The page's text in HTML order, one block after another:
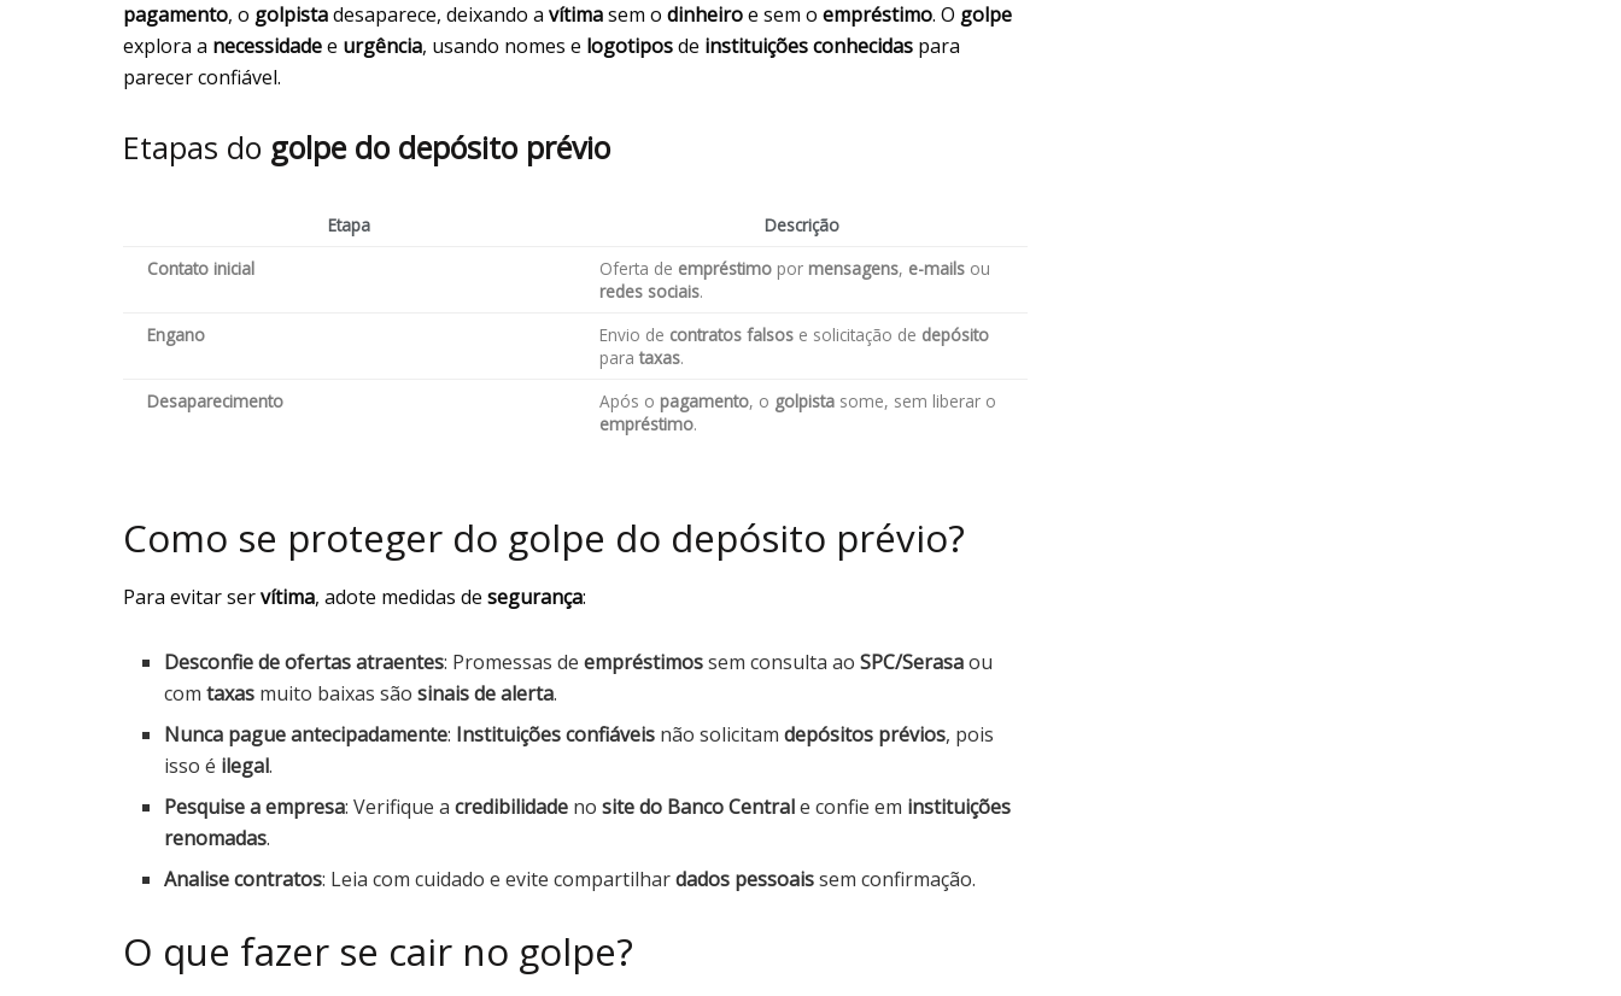
pagamento, o golpistadesaparece, deixando a vítimasem o dinheiroe sem o empréstimo. O golpe
explora a necessidadee urgência, usando nomes e logotiposde instituições conhecidas para
parecer confiável.
Etapas do golpe do depósito prévio
Etapa
Descrição
Contato inicial
Oferta de empréstimo por mensagens, e-mails ou
redes sociais.
Engano
Envio de contratos falsos e solicitação de depósito
parataxas.
Desaparecimento
Após o pagamento, o golpista some, sem liberar o
empréstimo.
Como se proteger do golpe do depósito prévio?
Para evitar servítima, adote medidas de segurança:
Desconfie de ofertas atraentes: Promessas deempréstimossem consulta aoSPC/Serasaou
comtaxas muito baixas sãosinais de alerta.
Nunca pague antecipadamente: Instituições confiáveis não solicitamdepósitos prévios, pois
isso é ilegal.
Pesquise a empresa: Verifique acredibilidade nosite do Banco Centrale confie em instituições
renomadas.
Analise contratos: Leia com cuidado e evite compartilhardados pessoaissem confirmação.
O que fazer se cair no golpe?